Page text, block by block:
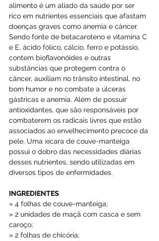
alimento é um aliado da saúde por ser
rico em nutrientes essenciais que afastam
doenças graves como anemia e câncer.
Sendo fonte de betacaroteno e vitamina C
e E, ácido fólico, cálcio, ferro e potássio,
contem bioflavonóides e outras
substâncias que protegem contra o
câncer, auxiliam no trânsito intestinal, no
bom humor e no combate a úlceras
gástricas e anemia. Além de possuir
antioxidantes, que são responsáveis por
combaterem os radicais livres que estão
associados ao envelhecimento precoce da
pele. Uma xícara de couve-manteiga
possui o dobro das necessidades diárias
desses nutrientes, sendo utilizadas em
diversos tipos de enfermidades.
INGREDIENTES
» 4 folhas de couve-manteiga;
» 2 unidades de maçã com casca e sem
caroço;
» 2 folhas de chicória;